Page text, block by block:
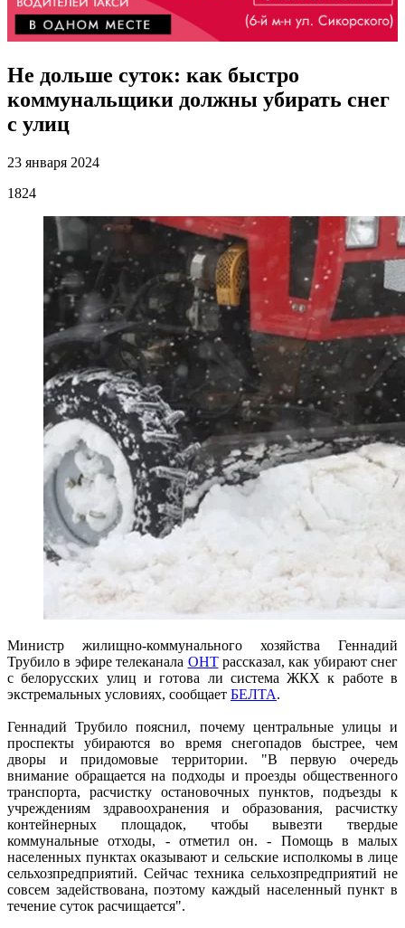
Не дольше суток: как быстро
коммунальщики должны убирать снег
с улиц
23 января 2024
1824
Министр жилищно-коммунального хозяйства Геннадий
Трубило в эфире телеканала ОНТрассказал, как убирают снег
с белорусских улиц и готова ли система ЖКХ к работе в
экстремальных условиях, сообщает БЕЛТА.
Геннадий Трубило пояснил, почему центральные улицы и
проспекты убираются во время снегопадов быстрее, чем
дворы и придомовые территории. "В первую очередь
внимание обращается на подходы и проезды общественного
транспорта, расчистку остановочных пунктов, подъезды к
учреждениям здравоохранения и образования, расчистку
контейнерных площадок, чтобы вывезти твердые
коммунальные отходы, - отметил он. - Помощь в малых
населенных пунктах оказывают и сельские исполкомы в лице
сельхозпредприятий. Сейчас техника сельхозпредприятий не
совсем задействована, поэтому каждый населенный пункт в
течение суток расчищается".